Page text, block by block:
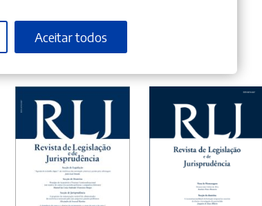
Aceitar todos